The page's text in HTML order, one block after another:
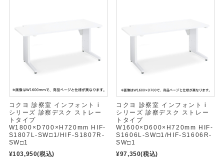
コクヨ 診察室 インフォント i
シリーズ 診察デスク ストレー
トタイプ
W1800×D700×H720mm HIF-
S1807L-SW□1/HIF-S1807R-
SW□1
¥103,950(税込)
コクヨ 診察室 インフォント i
シリーズ 診察デスク ストレー
トタイプ
W1600×D600×H720mm HIF-
S1606L-SW□1/HIF-S1606R-
SW□1
¥97,350(税込)